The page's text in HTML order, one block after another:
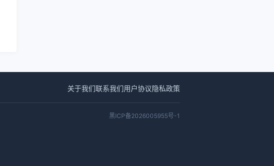
关于我们联系我们用户协议隐私政策
黑ICP备2026005955号-1